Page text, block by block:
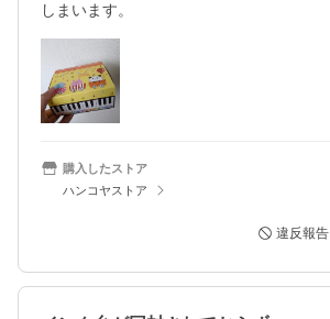
しまいます。
購入したストア
ハンコヤストア
違反報告